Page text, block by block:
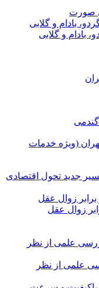
صورت
بادام و گلابی
(ویژه خدمات
جدید تحول اقتصادی
زوال عقل
علمی از نظر